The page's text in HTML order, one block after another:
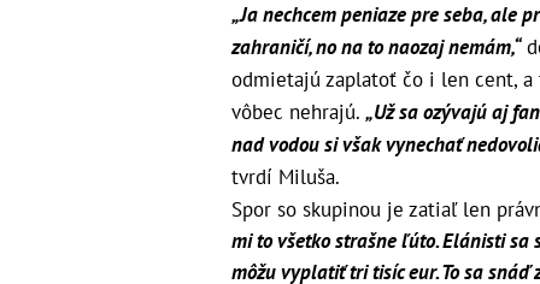
„Ja nechcem peniaze pre seba, ale
zahraničí, no na to naozaj nemám,“
odmietajú zaplatoť čo i len cent,
vôbec nehrajú. „Už sa ozývajú aj
nad vodou si však vynechať
tvrdí Miluša.
Spor so skupinou je zatiaľ len
mi to všetko strašne ľúto. Elánisti sa
môžu vyplatiť tri tisíc eur. To sa